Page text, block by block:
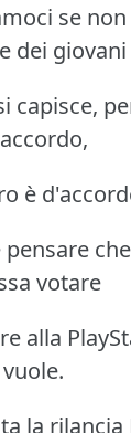
se
dei
capisce,
è
pensare
votare
alla
la rilancia